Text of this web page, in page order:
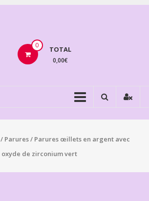
BIJOUX
0 TOTAL
0,00€
/ Parures/ Parures œillets en argent avec
oxyde de zirconium vert